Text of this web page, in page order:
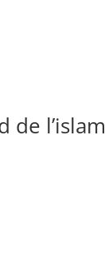
de l’islam